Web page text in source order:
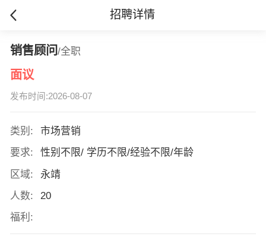
招聘详情
销售顾问/全职
面议
发布时间:2026-08-07
类别:
市场营销
要求:
性别不限/ 学历不限/经验不限/年龄
区域:
永靖
人数:
20
福利: